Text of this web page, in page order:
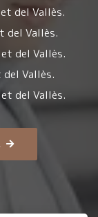
del Vallès.
del Vallès.
del Vallès.
del Vallès.
del Vallès.